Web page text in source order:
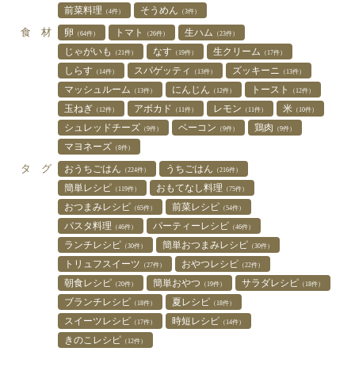
前菜料理 （4件） そうめん （3件）
食 材 卵 （64件） トマト （26件） 生ハム （23件）
じゃがいも （21件） なす （19件） 生クリーム （17件）
しらす （14件） スパゲッティ （13件） ズッキーニ （13件）
マッシュルーム （13件） にんじん （12件） トースト （12件）
玉ねぎ （12件） アボカド （11件） レモン （11件） 米 （10件）
シュレッドチーズ （9件） ベーコン （9件） 鶏肉 （9件）
マヨネーズ （8件）
タ グ おうちごはん （224件） うちごはん （216件）
簡単レシピ （119件） おもてなし料理 （75件）
おつまみレシピ （65件） 前菜レシピ （54件）
パスタ料理 （46件） パーティーレシピ （46件）
ランチレシピ （30件） 簡単おつまみレシピ （30件）
トリュフスイーツ （27件） おやつレシピ （22件）
朝食レシピ （20件） 簡単おやつ （19件） サラダレシピ （18件）
ブランチレシピ （18件） 夏レシピ （18件）
スイーツレシピ （17件） 時短レシピ （14件）
きのこレシピ （12件）